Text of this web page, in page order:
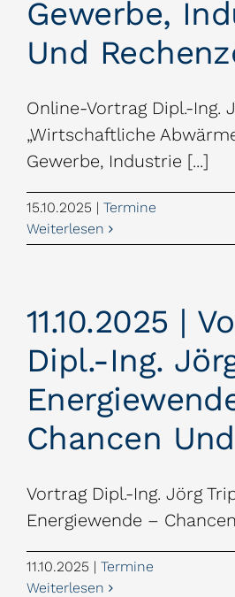
Gewerbe,
Und
Online-Vortrag Dipl.-Ing.
„Wirtschaftliche
Gewerbe, Industrie [...]
15.10.2025 | Termine
Weiterlesen
11.10.2025 |
Dipl.-Ing.
Chancen
Vortrag Dipl.-Ing. Jörg
Energiewende –
11.10.2025 | Termine
Weiterlesen